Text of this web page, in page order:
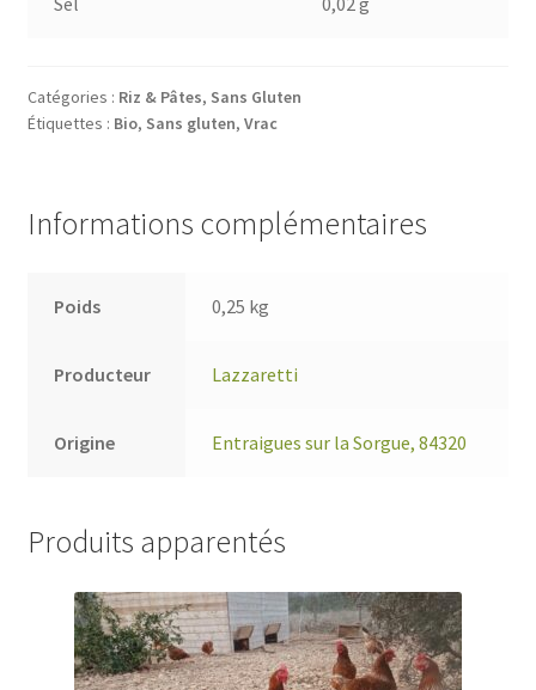
Catégories : Riz & Pâtes, Sans Gluten
Étiquettes : Bio, Sans gluten, Vrac
Informations complémentaires
Poids 0,25 kg
Producteur Lazzaretti
Origine Entraigues sur la Sorgue, 84320
Produits apparentés